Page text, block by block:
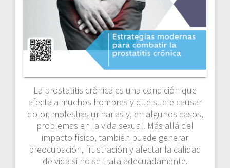
La prostatitis crónica es una condición que
afecta a muchos hombres y que suele causar
dolor, molestias urinarias y, en algunos casos,
problemas en la vida sexual. Más allá del
impacto físico, también puede generar
preocupación, frustración y afectar la calidad
de vida si no se trata adecuadamente.